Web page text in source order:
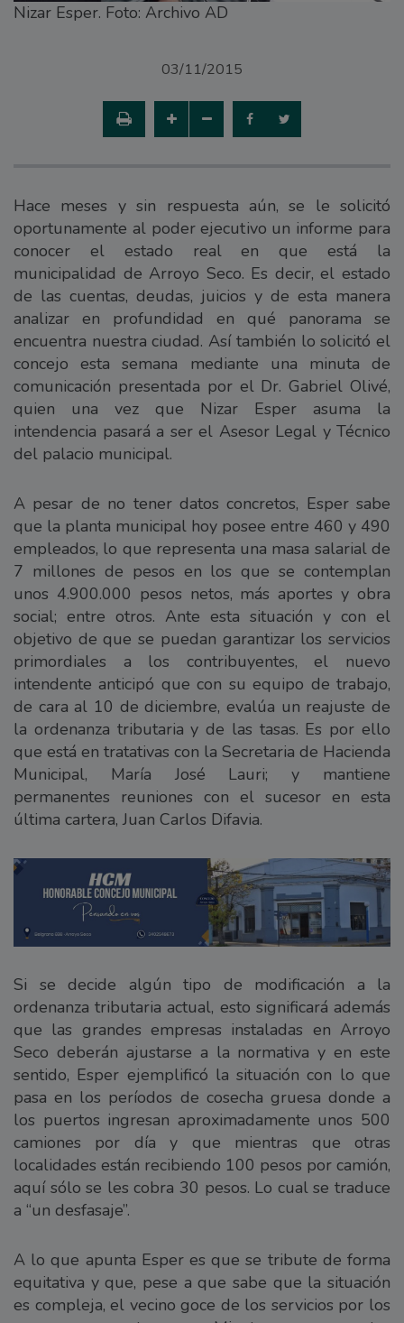
Nizar Esper. Foto: Archivo AD
03/11/2015
Hace meses y sin respuesta aún, se le solicitó
oportunamente al poder ejecutivo un informe para
conocer el estado real en que está la
municipalidad de Arroyo Seco. Es decir, el estado
de las cuentas, deudas, juicios y de esta manera
analizar en profundidad en qué panorama se
encuentra nuestra ciudad. Así también lo solicitó el
concejo esta semana mediante una minuta de
comunicación presentada por el Dr. Gabriel Olivé,
quien una vez que Nizar Esper asuma la
intendencia pasará a ser el Asesor Legal y Técnico
del palacio municipal.
A pesar de no tener datos concretos, Esper sabe
que la planta municipal hoy posee entre 460 y 490
empleados, lo que representa una masa salarial de
7 millones de pesos en los que se contemplan
unos 4.900.000 pesos netos, más aportes y obra
social; entre otros. Ante esta situación y con el
objetivo de que se puedan garantizar los servicios
primordiales a los contribuyentes, el nuevo
intendente anticipó que con su equipo de trabajo,
de cara al 10 de diciembre, evalúa un reajuste de
la ordenanza tributaria y de las tasas. Es por ello
que está en tratativas con la Secretaria de Hacienda
Municipal, María José Lauri; y mantiene
permanentes reuniones con el sucesor en esta
última cartera, Juan Carlos Difavia.
Si se decide algún tipo de modificación a la
ordenanza tributaria actual, esto significará además
que las grandes empresas instaladas en Arroyo
Seco deberán ajustarse a la normativa y en este
sentido, Esper ejemplificó la situación con lo que
pasa en los períodos de cosecha gruesa donde a
los puertos ingresan aproximadamente unos 500
camiones por día y que mientras que otras
localidades están recibiendo 100 pesos por camión,
aquí sólo se les cobra 30 pesos. Lo cual se traduce
a “un desfasaje”.
A lo que apunta Esper es que se tribute de forma
equitativa y que, pese a que sabe que la situación
es compleja, el vecino goce de los servicios por los